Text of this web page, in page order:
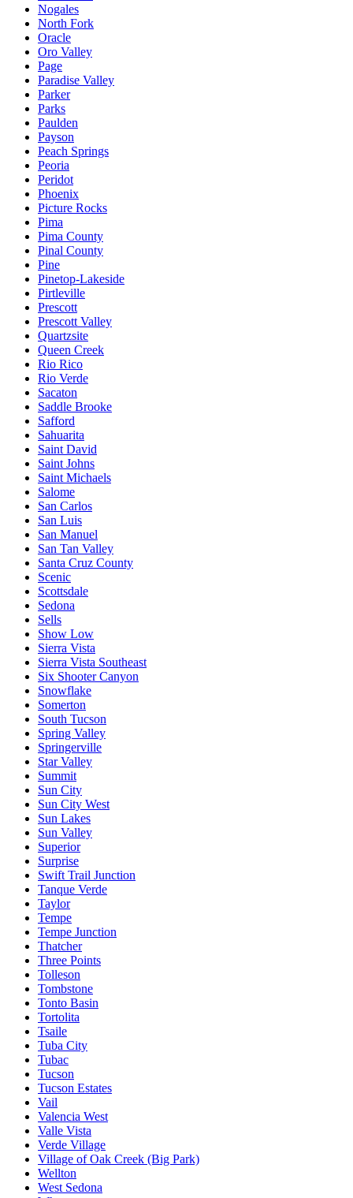
Nogales
North Fork
Oracle
Oro Valley
Page
Paradise Valley
Parker
Parks
Paulden
Payson
Peach Springs
Peoria
Peridot
Phoenix
Picture Rocks
Pima
Pima County
Pinal County
Pine
Pinetop-Lakeside
Pirtleville
Prescott
Prescott Valley
Quartzsite
Queen Creek
Rio Rico
Rio Verde
Sacaton
Saddle Brooke
Safford
Sahuarita
Saint David
Saint Johns
Saint Michaels
Salome
San Carlos
San Luis
San Manuel
San Tan Valley
Santa Cruz County
Scenic
Scottsdale
Sedona
Sells
Show Low
Sierra Vista
Sierra Vista Southeast
Six Shooter Canyon
Snowflake
Somerton
South Tucson
Spring Valley
Springerville
Star Valley
Summit
Sun City
Sun City West
Sun Lakes
Sun Valley
Superior
Surprise
Swift Trail Junction
Tanque Verde
Taylor
Tempe
Tempe Junction
Thatcher
Three Points
Tolleson
Tombstone
Tonto Basin
Tortolita
Tsaile
Tuba City
Tubac
Tucson
Tucson Estates
Vail
Valencia West
Valle Vista
Verde Village
Village of Oak Creek (Big Park)
Wellton
West Sedona